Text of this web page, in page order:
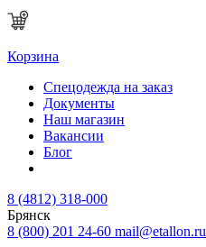
Корзина
Спецодежда на заказ
Документы
Наш магазин
Вакансии
Блог
8 (4812) 318-000
Брянск
8 (800) 201 24-60 mail@etallon.ru